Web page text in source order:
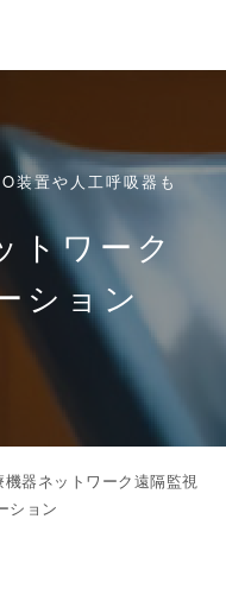
装置や人工呼吸器も
トワーク
ション
機器ネットワーク遠隔監視
ション